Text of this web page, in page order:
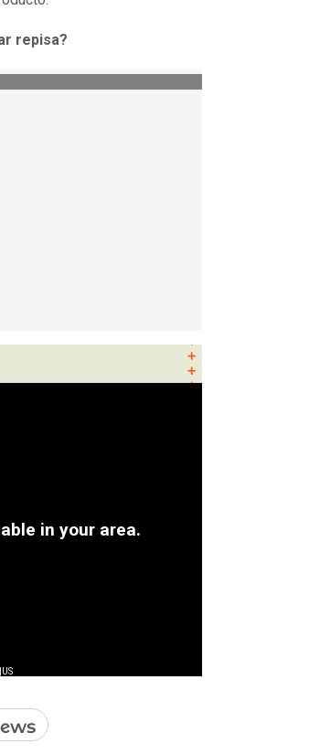
repisa?